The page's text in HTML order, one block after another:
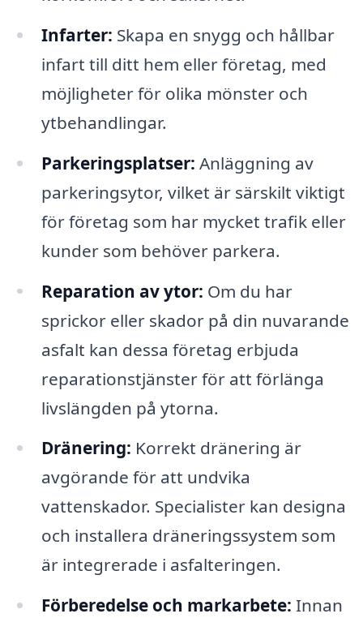
Infarter: Skapa en snygg och hållbar
infart till ditt hem eller företag, med
möjligheter för olika mönster och
ytbehandlingar.
Parkeringsplatser: Anläggning av
parkeringsytor, vilket är särskilt viktigt
för företag som har mycket trafik eller
kunder som behöver parkera.
Reparation av ytor: Om du har
sprickor eller skador på din nuvarande
asfalt kan dessa företag erbjuda
reparationstjänster för att förlänga
livslängden på ytorna.
Dränering: Korrekt dränering är
avgörande för att undvika
vattenskador. Specialister kan designa
och installera dräneringssystem som
är integrerade i asfalteringen.
Förberedelse och markarbete: Innan